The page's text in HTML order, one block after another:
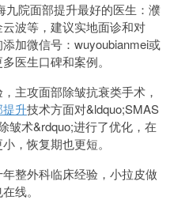
九院面部提升最好的医生：濮
波等，建议实地面诊和对
加微信号：wuyoubianmei或
医生口碑和案例。
主攻面部除皱抗衰类手术，
提升技术方面对&ldquo;SMAS
皱术&rdquo;进行了优化，在
，恢复期也更短。
整外科临床经验，小拉皮做
线。